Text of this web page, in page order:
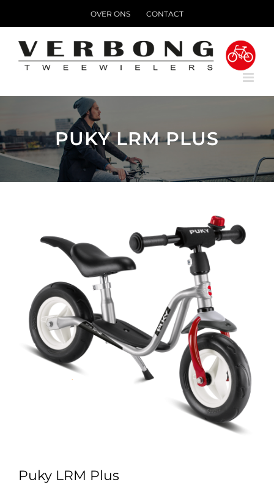
OVER ONS CONTACT
PUKY LRM PLUS
Puky LRM Plus